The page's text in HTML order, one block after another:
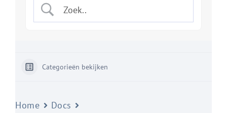
Categorieën bekijken
Home
Docs